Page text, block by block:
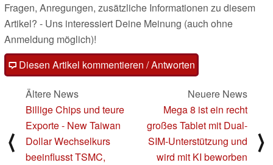
Fragen, Anregungen, zusätzliche Informationen zu diesem
Artikel? - Uns interessiert Deine Meinung (auch ohne
Anmeldung möglich)!
Diesen Artikel kommentieren / Antworten
⟨
Ältere News
Billige Chips und teure
Exporte - New Taiwan
Dollar Wechselkurs
beeinflusst TSMC,
Neuere News
Mega 8 ist ein recht
großes Tablet mit Dual-
SIM-Unterstützung und
wird mit KI beworben
⟩